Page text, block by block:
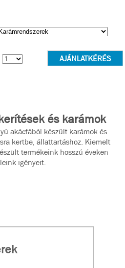
és karámok
akácfából készült karámok és
kertbe, állattartáshoz. Kiemelt
termékeink hosszú éveken
igényeit.